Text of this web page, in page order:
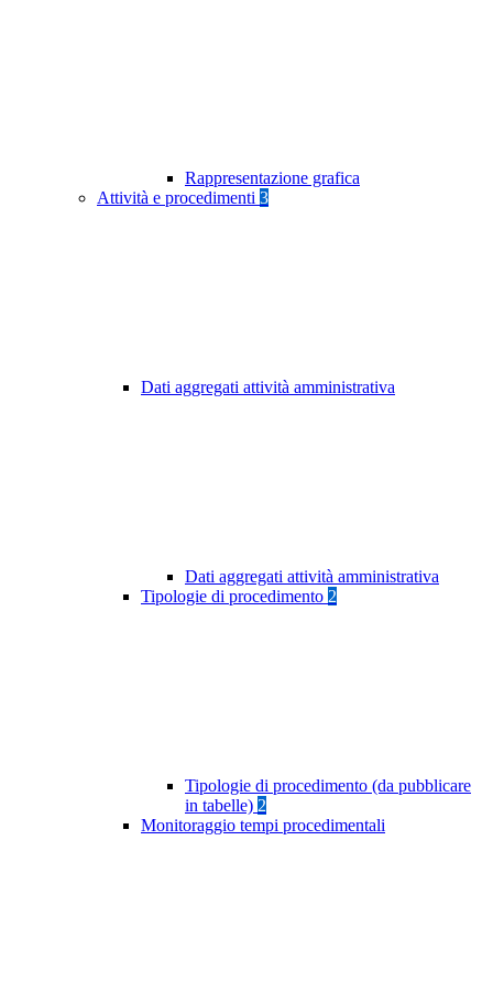
Rappresentazione grafica
Attività e procedimenti 3
Dati aggregati attività amministrativa
Dati aggregati attività amministrativa
Tipologie di procedimento 2
Tipologie di procedimento (da pubblicare
in tabelle) 2
Monitoraggio tempi procedimentali